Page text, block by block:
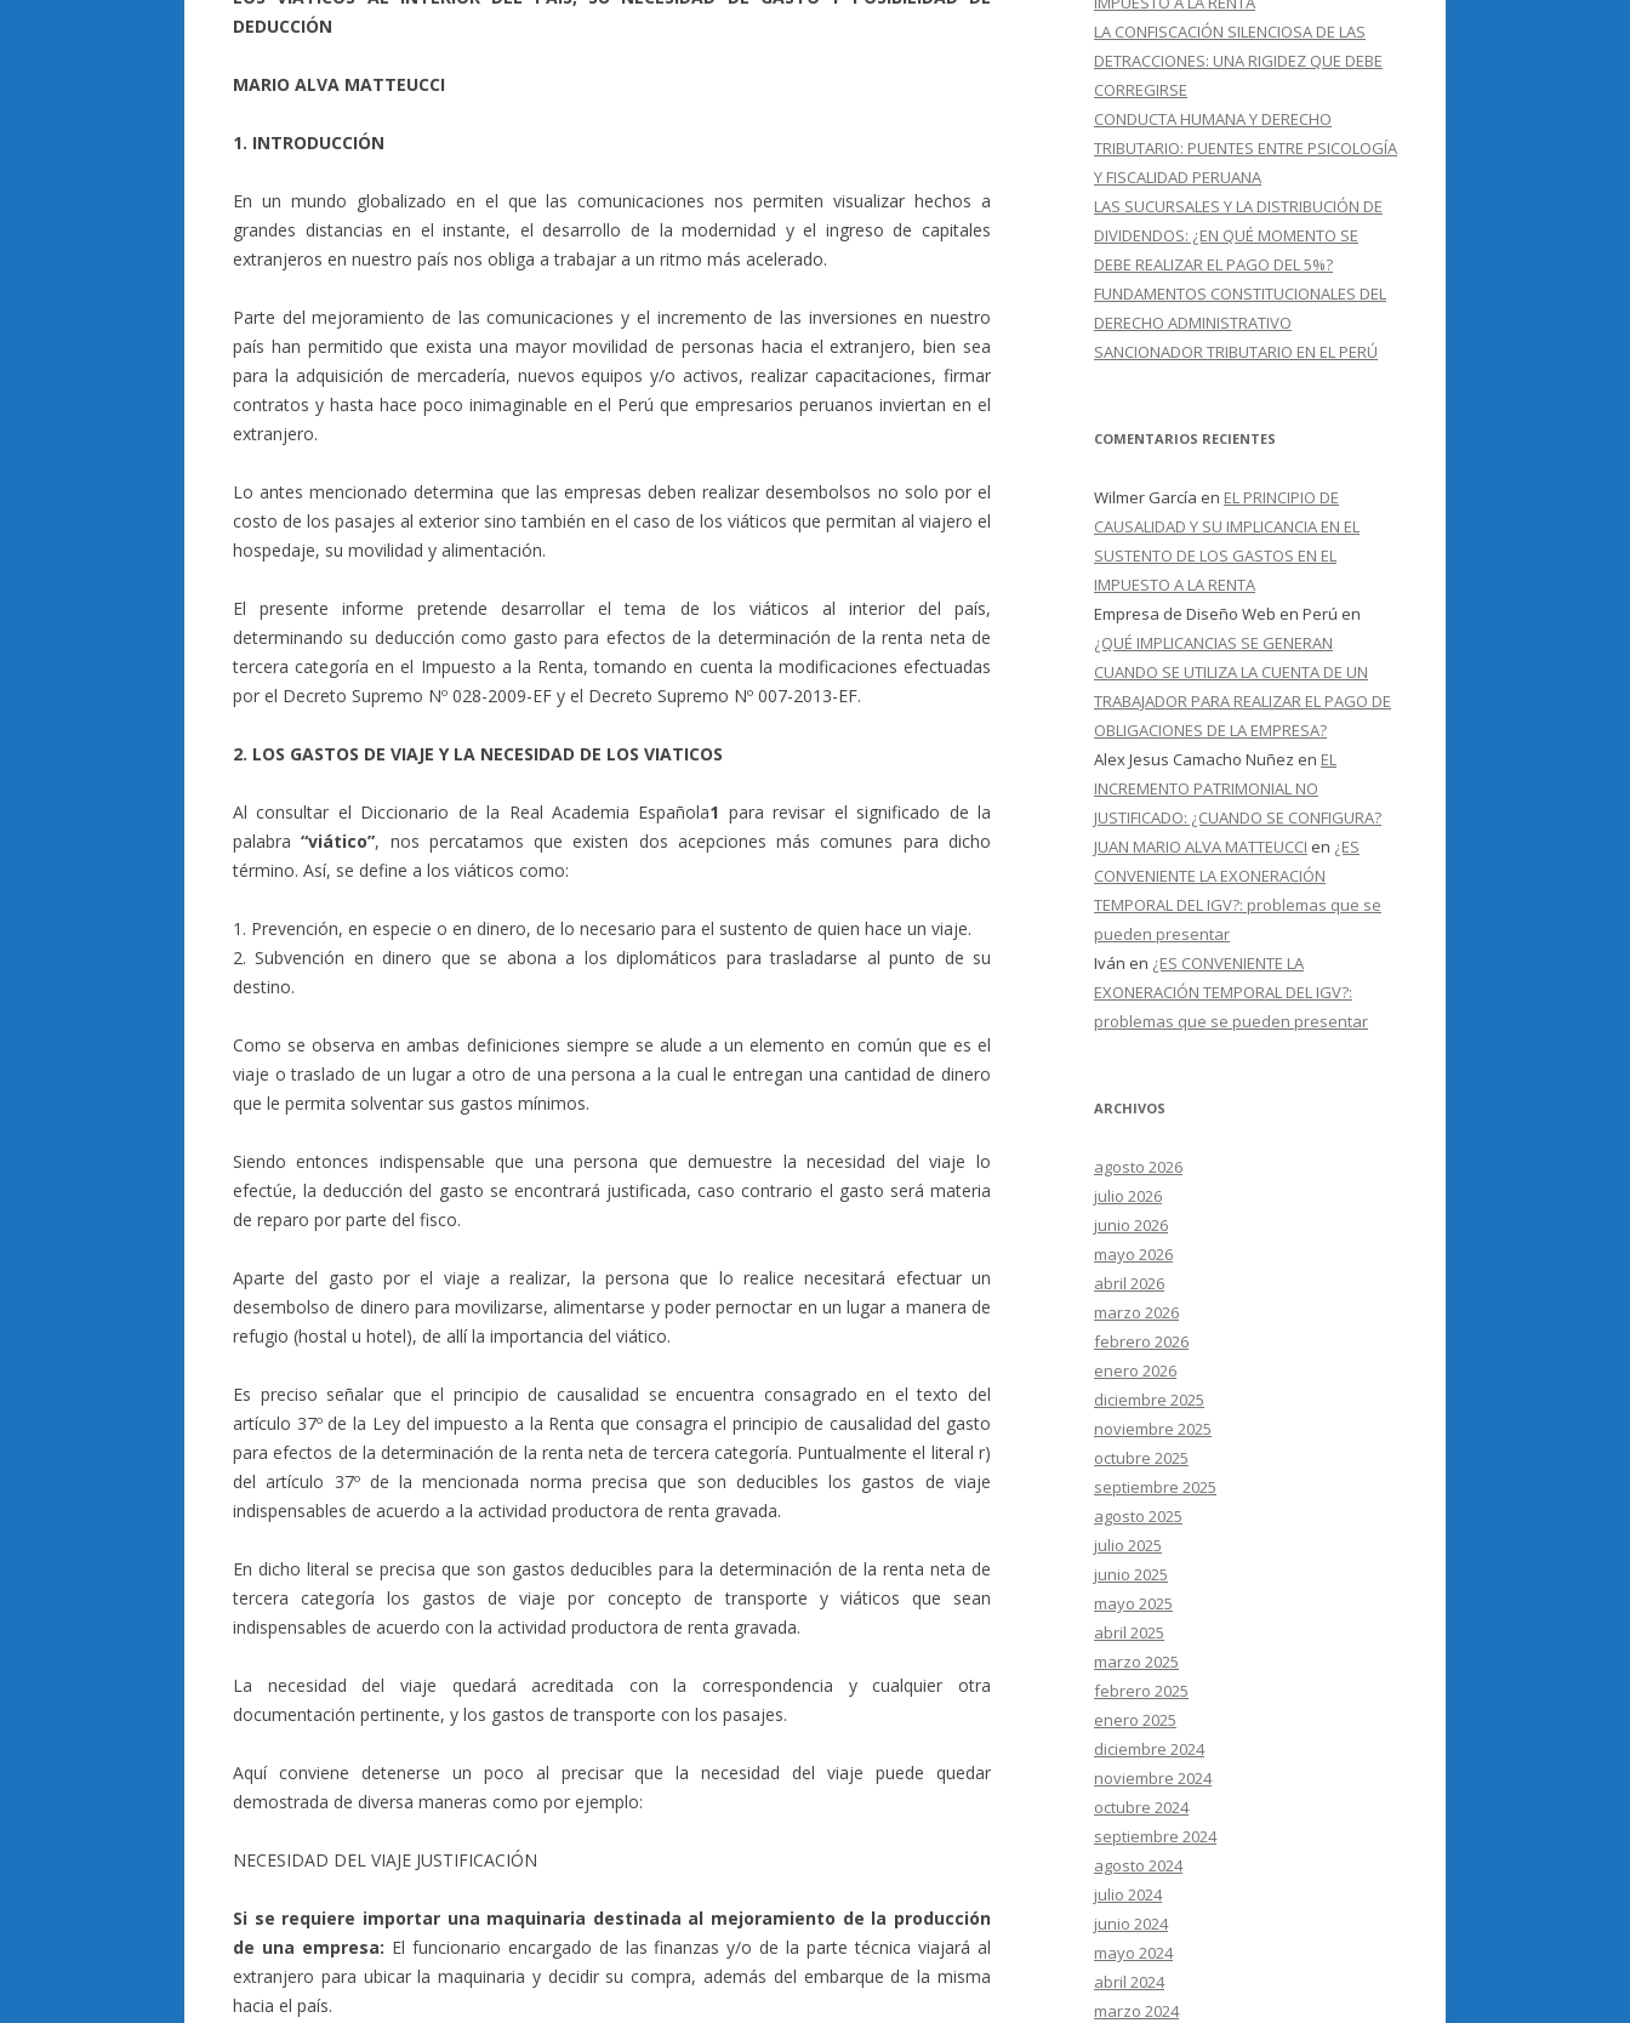
DEDUCCIÓN
MARIO ALVA MATTEUCCI
1. INTRODUCCIÓN
En un mundo globalizado en el que las comunicaciones nos permiten visualizar hechos a
grandes distancias en el instante, el desarrollo de la modernidad y el ingreso de capitales
extranjeros en nuestro país nos obliga a trabajar a un ritmo más acelerado.
Parte del mejoramiento de las comunicaciones y el incremento de las inversiones en nuestro
país han permitido que exista una mayor movilidad de personas hacia el extranjero, bien sea
para la adquisición de mercadería, nuevos equipos y/o activos, realizar capacitaciones, firmar
contratos y hasta hace poco inimaginable en el Perú que empresarios peruanos inviertan en el
extranjero.
Lo antes mencionado determina que las empresas deben realizar desembolsos no solo por el
costo de los pasajes al exterior sino también en el caso de los viáticos que permitan al viajero el
hospedaje, su movilidad y alimentación.
El presente informe pretende desarrollar el tema de los viáticos al interior del país,
determinando su deducción como gasto para efectos de la determinación de la renta neta de
tercera categoría en el Impuesto a la Renta, tomando en cuenta la modificaciones efectuadas
por el Decreto Supremo Nº 028-2009-EF y el Decreto Supremo Nº 007-2013-EF.
2. LOS GASTOS DE VIAJE Y LA NECESIDAD DE LOS VIATICOS
Al consultar el Diccionario de la Real Academia Española1 para revisar el significado de la
palabra“viático”, nos percatamos que existen dos acepciones más comunes para dicho
término. Así, se define a los viáticos como:
1. Prevención, en especie o en dinero, de lo necesario para el sustento de quien hace un viaje.
2. Subvención en dinero que se abona a los diplomáticos para trasladarse al punto de su
destino.
Como se observa en ambas definiciones siempre se alude a un elemento en común que es el
viaje o traslado de un lugar a otro de una persona a la cual le entregan una cantidad de dinero
que le permita solventar sus gastos mínimos.
Siendo entonces indispensable que una persona que demuestre la necesidad del viaje lo
efectúe, la deducción del gasto se encontrará justificada, caso contrario el gasto será materia
de reparo por parte del fisco.
Aparte del gasto por el viaje a realizar, la persona que lo realice necesitará efectuar un
desembolso de dinero para movilizarse, alimentarse y poder pernoctar en un lugar a manera de
refugio (hostal u hotel), de allí la importancia del viático.
Es preciso señalar que el principio de causalidad se encuentra consagrado en el texto del
artículo 37º de la Ley del impuesto a la Renta que consagra el principio de causalidad del gasto
para efectos de la determinación de la renta neta de tercera categoría. Puntualmente el literal r)
del artículo 37º de la mencionada norma precisa que son deducibles los gastos de viaje
indispensables de acuerdo a la actividad productora de renta gravada.
En dicho literal se precisa que son gastos deducibles para la determinación de la renta neta de
tercera categoría los gastos de viaje por concepto de transporte y viáticos que sean
indispensables de acuerdo con la actividad productora de renta gravada.
La necesidad del viaje quedará acreditada con la correspondencia y cualquier otra
documentación pertinente, y los gastos de transporte con los pasajes.
Aquí conviene detenerse un poco al precisar que la necesidad del viaje puede quedar
demostrada de diversa maneras como por ejemplo:
NECESIDAD DEL VIAJE JUSTIFICACIÓN
Si se requiere importar una maquinaria destinada al mejoramiento de la producción
de una empresa: El funcionario encargado de las finanzas y/o de la parte técnica viajará al
extranjero para ubicar la maquinaria y decidir su compra, además del embarque de la misma
hacia el país.
LA CONFISCACIÓN SILENCIOSA DE LAS
DETRACCIONES: UNA RIGIDEZ QUE DEBE
CORREGIRSE
CONDUCTA HUMANA Y DERECHO
TRIBUTARIO: PUENTES ENTRE PSICOLOGÍA
Y FISCALIDAD PERUANA
LAS SUCURSALES Y LA DISTRIBUCIÓN DE
DIVIDENDOS: ¿EN QUÉ MOMENTO SE
DEBE REALIZAR EL PAGO DEL 5%?
FUNDAMENTOS CONSTITUCIONALES DEL
DERECHO ADMINISTRATIVO
SANCIONADOR TRIBUTARIO EN EL PERÚ
COMENTARIOS RECIENTES
Wilmer García en EL PRINCIPIO DE
CAUSALIDAD Y SU IMPLICANCIA EN EL
SUSTENTO DE LOS GASTOS EN EL
IMPUESTO A LA RENTA
Empresa de Diseño Web en Perú en
¿QUÉ IMPLICANCIAS SE GENERAN
CUANDO SE UTILIZA LA CUENTA DE UN
TRABAJADOR PARA REALIZAR EL PAGO DE
OBLIGACIONES DE LA EMPRESA?
Alex Jesus Camacho Nuñez en EL
INCREMENTO PATRIMONIAL NO
JUSTIFICADO: ¿CUANDO SE CONFIGURA?
JUAN MARIO ALVA MATTEUCCI en ¿ES
CONVENIENTE LA EXONERACIÓN
TEMPORAL DEL IGV?: problemas que se
pueden presentar
Iván en ¿ES CONVENIENTE LA
EXONERACIÓN TEMPORAL DEL IGV?:
problemas que se pueden presentar
ARCHIVOS
agosto 2026
julio 2026
junio 2026
mayo 2026
abril 2026
marzo 2026
febrero 2026
enero 2026
diciembre 2025
noviembre 2025
octubre 2025
septiembre 2025
agosto 2025
julio 2025
junio 2025
mayo 2025
abril 2025
marzo 2025
febrero 2025
enero 2025
diciembre 2024
noviembre 2024
octubre 2024
septiembre 2024
agosto 2024
julio 2024
junio 2024
mayo 2024
abril 2024
marzo 2024